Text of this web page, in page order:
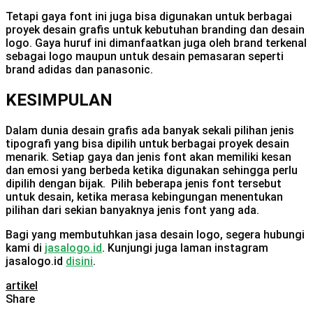
Tetapi gaya font ini juga bisa digunakan untuk berbagai
proyek desain grafis untuk kebutuhan branding dan desain
logo. Gaya huruf ini dimanfaatkan juga oleh brand terkenal
sebagai logo maupun untuk desain pemasaran seperti
brand adidas dan panasonic.
KESIMPULAN
Dalam dunia desain grafis ada banyak sekali pilihan jenis
tipografi yang bisa dipilih untuk berbagai proyek desain
menarik. Setiap gaya dan jenis font akan memiliki kesan
dan emosi yang berbeda ketika digunakan sehingga perlu
dipilih dengan bijak. Pilih beberapa jenis font tersebut
untuk desain, ketika merasa kebingungan menentukan
pilihan dari sekian banyaknya jenis font yang ada.
Bagi yang membutuhkan jasa desain logo, segera hubungi
kami di jasalogo.id. Kunjungi juga laman instagram
jasalogo.id disini.
artikel
Share